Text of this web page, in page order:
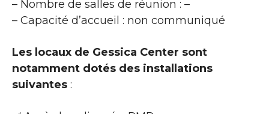
– Nombre de salles de réunion : –
– Capacité d’accueil : non communiqué
Les locaux de Gessica Center sont
notamment dotés des installations
suivantes :